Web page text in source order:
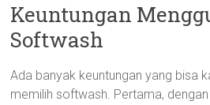
Keuntungan
Softwash
Ada banyak keuntungan yang bisa
memilih softwash. Pertama,